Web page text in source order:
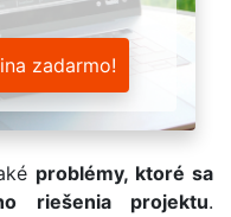
zadarmo!
problémy, ktoré sa
riešenia projektu.